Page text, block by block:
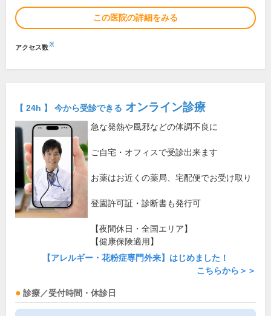
この医院の詳細をみる
アクセス数※
【 24h 】 今から受診できる オンライン診療
急な発熱や風邪などの体調不良に
ご自宅・オフィスで受診出来ます
お薬はお近くの薬局、宅配便でお受け取り
登園許可証・診断書も発行可
【夜間休日・全国エリア】
【健康保険適用】
【アレルギー・花粉症専門外来】はじめました！
こちらから＞＞
診療／受付時間・休診日